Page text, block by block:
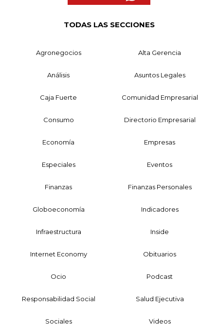
TODAS LAS SECCIONES
Agronegocios Alta Gerencia
Análisis Asuntos Legales
Caja Fuerte Comunidad Empresarial
Consumo Directorio Empresarial
Economía Empresas
Especiales Eventos
Finanzas Finanzas Personales
Globoeconomía Indicadores
Infraestructura Inside
Internet Economy Obituarios
Ocio Podcast
Responsabilidad Social Salud Ejecutiva
Sociales Videos